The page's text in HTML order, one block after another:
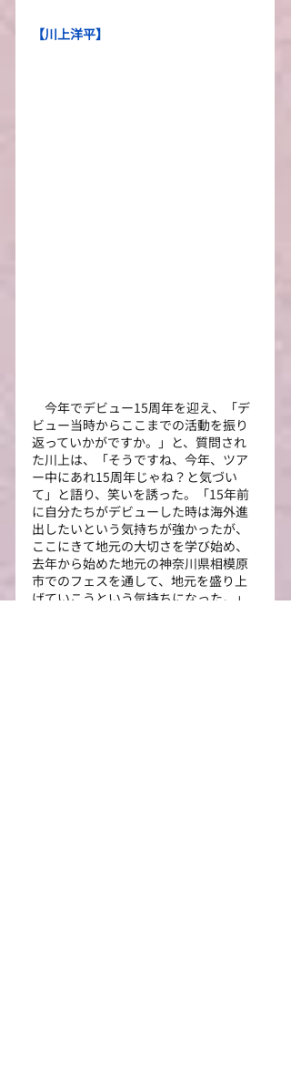
【川上洋平】
今年でデビュー15周年を迎え、「デ
ビュー当時からここまでの活動を振り
返っていかがですか。」と、質問され
た川上は、「そうですね、今年、ツア
ー中にあれ15周年じゃね？と気づい
て」と語り、笑いを誘った。「15年前
に自分たちがデビューした時は海外進
出したいという気持ちが強かったが、
ここにきて地元の大切さを学び始め、
去年から始めた地元の神奈川県相模原
市でのフェスを通して、地元を盛り上
げていこうという気持ちになった。」